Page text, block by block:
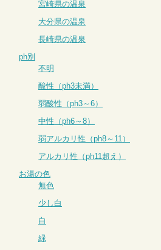
宮崎県の温泉
大分県の温泉
長崎県の温泉
ph別
不明
酸性（ph3未満）
弱酸性（ph3～6）
中性（ph6～8）
弱アルカリ性（ph8～11）
アルカリ性（ph11超え）
お湯の色
無色
少し白
白
緑